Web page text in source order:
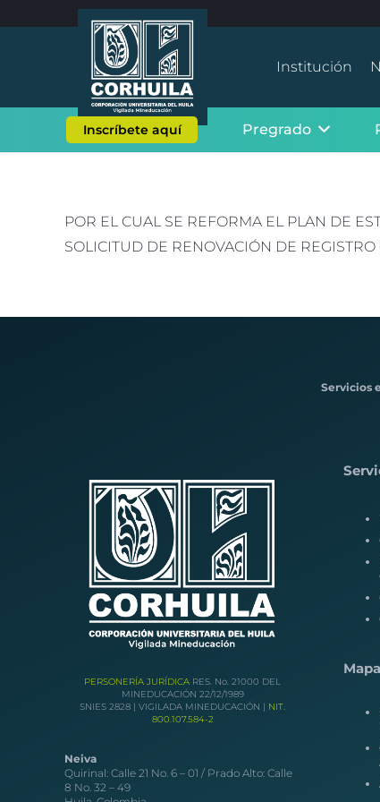
Institución
Inscríbete aquí Pregrado
POR EL CUAL SE REFORMA EL PLAN DE
SOLICITUD DE RENOVACIÓN DE
Servicios
PERSONERÍA JURÍDICA RES. No. 21000 DEL
MINEDUCACIÓN 22/12/1989
SNIES 2828 | VIGILADA MINEDUCACIÓN | NIT.
800.107.584-2
Neiva
Quirinal: Calle 21 No. 6 – 01 / Prado Alto: Calle
8 No. 32 – 49